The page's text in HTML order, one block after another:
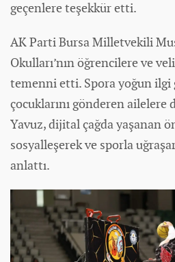
geçenlere teşekkür etti.
AK Parti Bursa Milletvekili
Okulları’nın öğrencilere ve
temenni etti. Spora yoğun ilgi
çocuklarını gönderen ailelere
Yavuz, dijital çağda yaşanan
sosyalleşerek ve sporla
anlattı.